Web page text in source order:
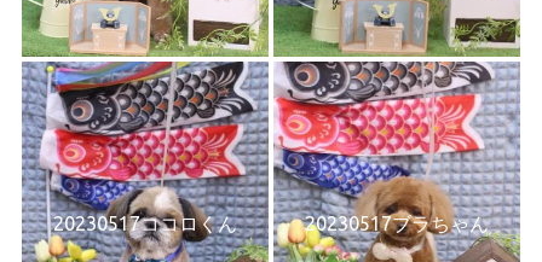
20230517ココロくん 20230517ブラちゃん